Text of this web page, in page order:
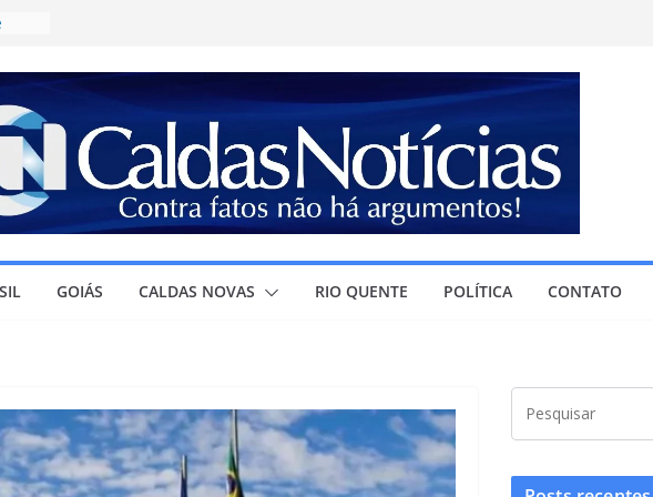
à
GOIÁS CALDAS NOVAS RIO QUENTE POLÍTICA CONTATO